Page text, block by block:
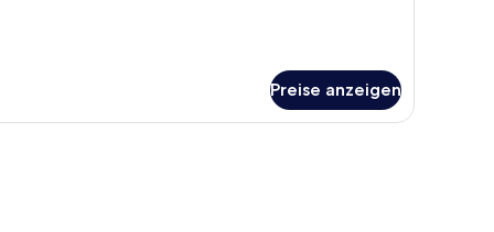
Preise anzeigen